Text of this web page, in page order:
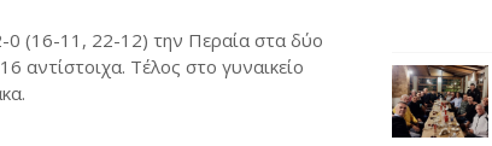
0 (16-11, 22-12) την Περαία στα δύο
Τέλος στο γυναικείο